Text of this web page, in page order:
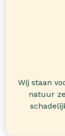
Wij staan
natuur